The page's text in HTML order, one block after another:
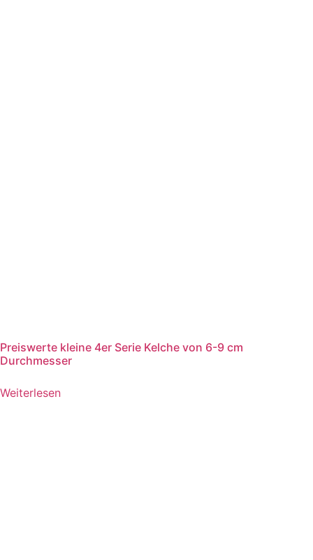
Preiswerte kleine 4er Serie Kelche von 6-9 cm
Durchmesser
Weiterlesen